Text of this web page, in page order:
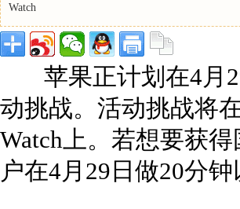
Watch
苹果正计划在4月
动挑战。活动挑战将
Watch上。若想要获
户在4月29日做20分